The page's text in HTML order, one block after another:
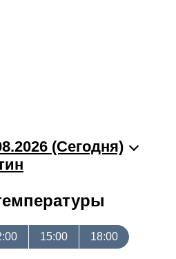
(Cегодня)
15:00 18:00